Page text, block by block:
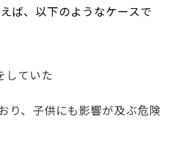
ば、以下のようなケースで
していた
り、子供にも影響が及ぶ危険